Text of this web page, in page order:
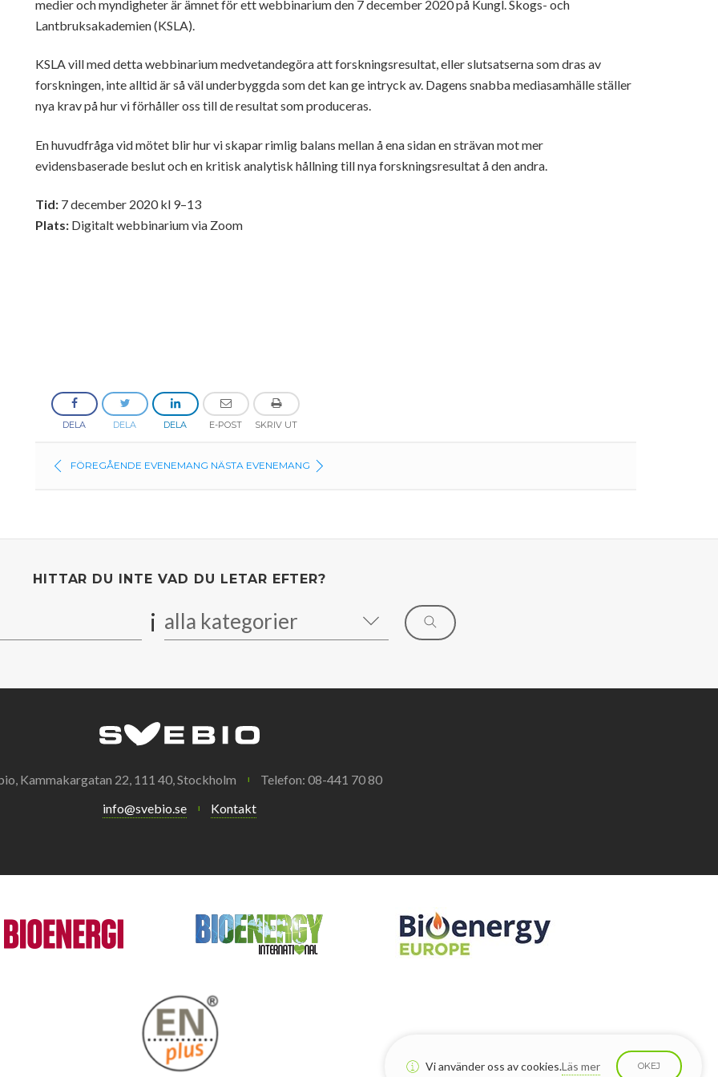
medier och myndigheter är ämnet för ett webbinarium den 7 december 2020 på Kungl. Skogs- och
Lantbruksakademien (KSLA).
KSLA vill med detta webbinarium medvetandegöra att forskningsresultat, eller slutsatserna som dras av
forskningen, inte alltid är så väl underbyggda som det kan ge intryck av. Dagens snabba mediasamhälle ställer
nya krav på hur vi förhåller oss till de resultat som produceras.
En huvudfråga vid mötet blir hur vi skapar rimlig balans mellan å ena sidan en strävan mot mer
evidensbaserade beslut och en kritisk analytisk hållning till nya forskningsresultat å den andra.
Tid:7 december 2020 kl 9–13
Plats:Digitalt webbinarium via Zoom
DELA DELA DELA E-POST SKRIV UT
FÖREGÅENDE EVENEMANG NÄSTA EVENEMANG
HITTAR DU INTE VAD DU LETAR EFTER?
i alla kategorier
Kammakargatan 22, 111 40, Stockholm
Telefon: 08-441 70 80
info@svebio.se
Kontakt
Vi använder oss av cookies.Läs mer OKEJ